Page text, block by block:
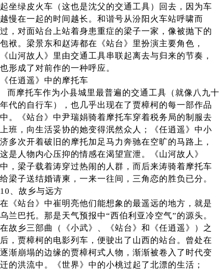
起坐绿皮火车（这也是沈父的交通工具）回去，因为车
越慢在一起的时间越长。和谐号从汾阳火车站呼啸而
过，对面站台上站着身患重症的梁子一家，像被抛下的
包袱。梁景东和赵涛都在《站台》里扮演主要角色，
《山河故人》里由交通工具串联起离去与归来的节奏，
也形成了对前作的一种呼应。
《任逍遥》中的摩托车
而摩托车作为小县城里最普遍的交通工具（就像八九十
年代的自行车），也几乎出现在了贾樟柯的每一部作品
中。《站台》中尹瑞娟骑着摩托车穿着税务局的制服去
上班，向生活妥协的她变得泯然众人；《任逍遥》中小
济多次开着破旧的摩托加足马力奔驰在空旷的马路上，
这是人物内心压抑的情感在渴望宣泄。《山河故人》
中，梁子载着涛穿过热闹的人群，而后来涛骑着摩托车
给梁子送结婚请柬，一来一往间，三角恋的胜负已分。
10、故乡与远方
在《站台》中崔明亮他们能想象的最遥远的地方，就是
乌兰巴托。那是天气预报中“西伯利亚冷空气”的源头。
在故乡三部曲（《小武》、《站台》和《任逍遥》）之
后，贾樟柯的电影列车，便驶出了山西的站台。曾处在
逐渐崩塌的边缘的贾樟柯式人物，渐渐被卷入了时代变
迁的洪流中。《世界》中的小桃过起了北漂的生活；